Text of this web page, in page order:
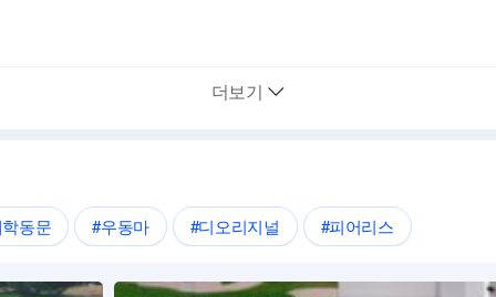
더보기
동문 #우동마 #디오리지널 #피어리스